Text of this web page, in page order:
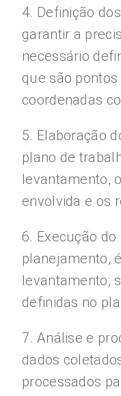
4. Definição
garantir a
necessário
que são
coordenadas
5. Elaboração
plano de
levantamento,
envolvida e os
6. Execução
planejamento,
levantamento,
definidas no
7. Análise e
dados
processados